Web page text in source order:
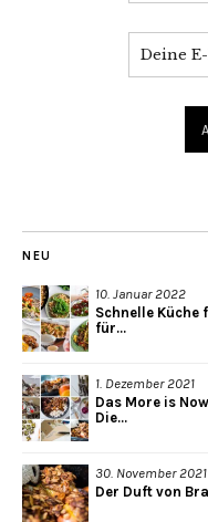
NEU
10. Januar 2022
Schnelle Küche
für...
1. Dezember 2021
Das More is
Die...
30. November 2021
Der Duft von